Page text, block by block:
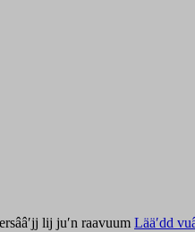
lij juʹn raavuum Lääʹdd